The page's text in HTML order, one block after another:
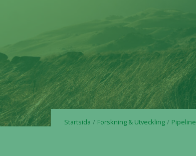
Startsida Forskning & Utveckling Pipeline